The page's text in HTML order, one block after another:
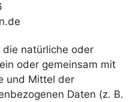
natürliche oder
oder gemeinsam mit
und Mittel der
Daten (z. B.